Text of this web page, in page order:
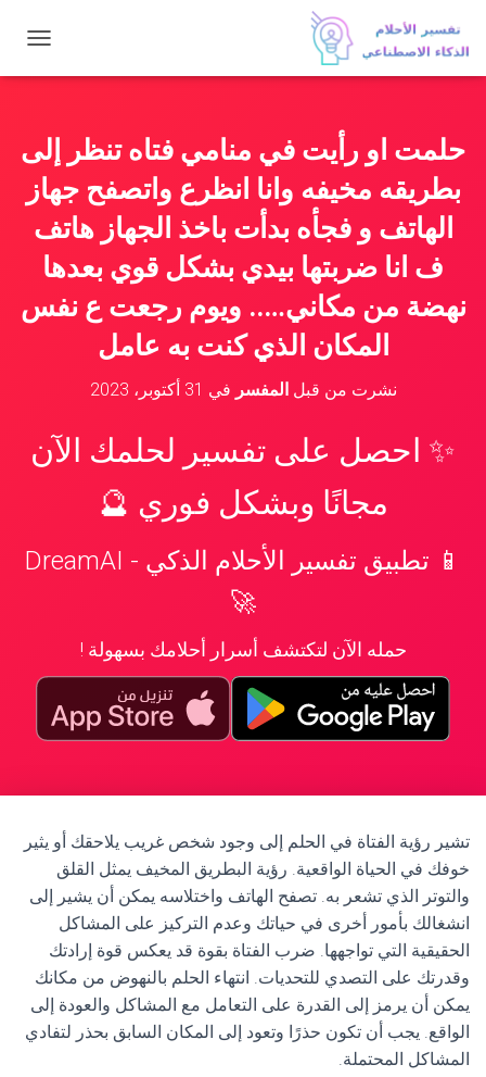
ب
ا
ت
ق
حلمت او رأيت في منامي فتاه تنظر إلى
بطريقه مخيفه وانا انظرع واتصفح جهاز
الهاتف و فجأه بدأت باخذ الجهاز هاتف
ف انا ضربتها بيدي بشكل قوي بعدها
نهضة من مكاني….. ويوم رجعت ع نفس
المكان الذي كنت به عامل
نشرت من قبلالمفسر في 31 أكتوبر، 2023
✨ احصل على تفسير لحلمك الآن
مجانًا وبشكل فوري 🔮
📱 تطبيق تفسير الأحلام الذكي - DreamAI
🚀
حمله الآن لتكتشف أسرار أحلامك بسهولة !
تشير رؤية الفتاة في الحلم إلى وجود شخص غريب يلاحقك أو يثير
خوفك في الحياة الواقعية. رؤية البطريق المخيف يمثل القلق
والتوتر الذي تشعر به. تصفح الهاتف واختلاسه يمكن أن يشير إلى
انشغالك بأمور أخرى في حياتك وعدم التركيز على المشاكل
الحقيقية التي تواجهها. ضرب الفتاة بقوة قد يعكس قوة إرادتك
وقدرتك على التصدي للتحديات. انتهاء الحلم بالنهوض من مكانك
يمكن أن يرمز إلى القدرة على التعامل مع المشاكل والعودة إلى
الواقع. يجب أن تكون حذرًا وتعود إلى المكان السابق بحذر لتفادي
المشاكل المحتملة.